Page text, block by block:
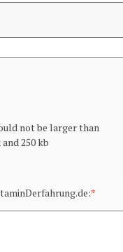
not be larger than
250 kb
*